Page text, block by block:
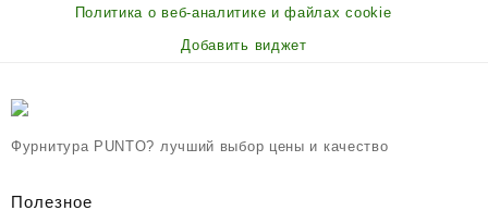
Политика о веб-аналитике и файлах cookie
Добавить виджет
Фурнитура PUNTO? лучший выбор цены и качество
Полезное